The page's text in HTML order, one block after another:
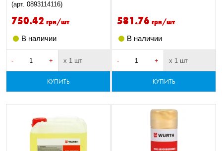
(арт. 0893114116)
750.42 грн/шт
В наличии
- + х 1 шт
КУПИТЬ
581.76 грн/шт
В наличии
- + х 1 шт
КУПИТЬ